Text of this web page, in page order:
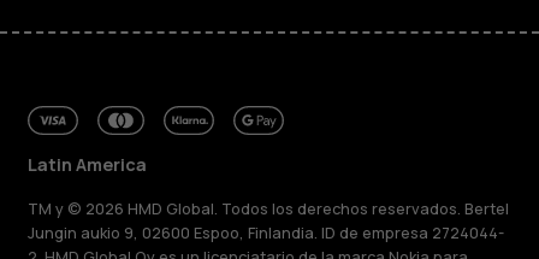
Latin America
TM y © 2026 HMD Global. Todos los derechos reservados. Bertel
Jungin aukio 9, 02600 Espoo, Finlandia. ID de empresa 2724044-